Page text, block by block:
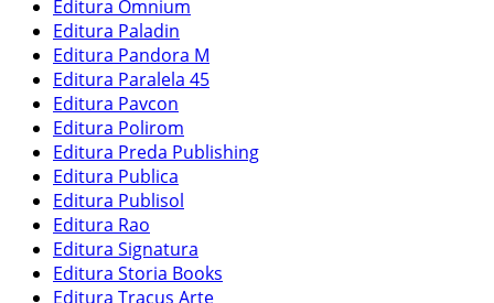
Editura Omnium
Editura Paladin
Editura Pandora M
Editura Paralela 45
Editura Pavcon
Editura Polirom
Editura Preda Publishing
Editura Publica
Editura Publisol
Editura Rao
Editura Signatura
Editura Storia Books
Editura Tracus Arte